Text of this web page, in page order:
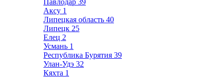
Павлодар 39
Аксу 1
Липецкая область 40
Липецк 25
Елец 2
Усмань 1
Республика Бурятия 39
Улан-Удэ 32
Кяхта 1